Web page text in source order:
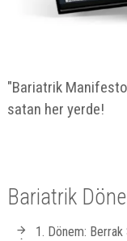
"Bariatrik
satan her yerde!
Bariatrik
1. Dönem: Berrak